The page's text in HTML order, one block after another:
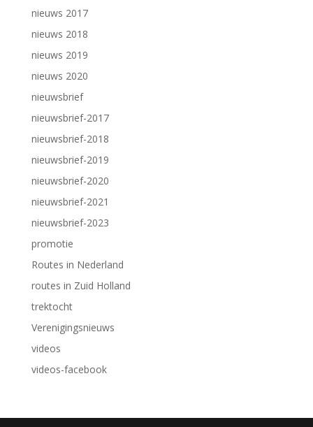
nieuws 2017
nieuws 2018
nieuws 2019
nieuws 2020
nieuwsbrief
nieuwsbrief-2017
nieuwsbrief-2018
nieuwsbrief-2019
nieuwsbrief-2020
nieuwsbrief-2021
nieuwsbrief-2023
promotie
Routes in Nederland
routes in Zuid Holland
trektocht
Verenigingsnieuws
videos
videos-facebook